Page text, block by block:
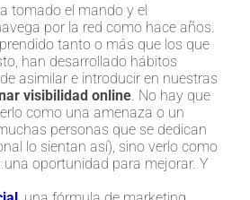
tomado el mando y el
por la red como hace años.
tanto o más que los que
han desarrollado hábitos
asimilar e introducir en nuestras
visibilidad online. No hay que
como una amenaza o un
personas que se dedican
lo sientan así), sino verlo como
una oportunidad para mejorar. Y